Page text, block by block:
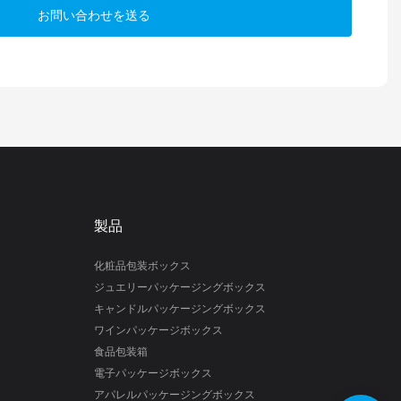
お問い合わせを送る
製品
化粧品包装ボックス
ジュエリーパッケージングボックス
キャンドルパッケージングボックス
ワインパッケージボックス
食品包装箱
電子パッケージボックス
アパレルパッケージングボックス